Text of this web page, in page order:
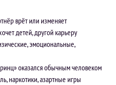
врёт или изменяет
детей, другой карьеру
эмоциональные,
оказался обычным человеком
наркотики, азартные игры